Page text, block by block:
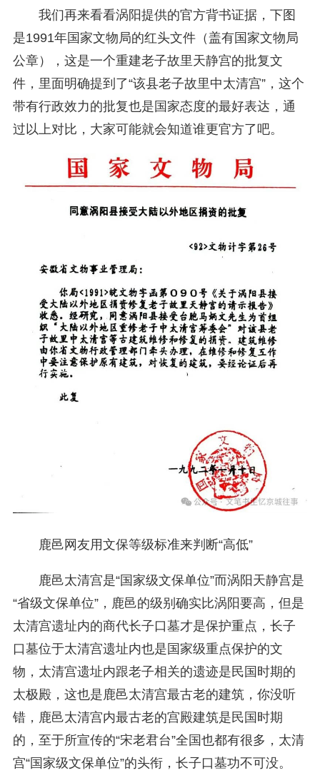
我们再来看看涡阳提供的官方背书证据，下图
是1991年国家文物局的红头文件（盖有国家文物局
公章），这是一个重建老子故里天静宫的批复文
件，里面明确提到了“该县老子故里中太清宫”，这个
带有行政效力的批复也是国家态度的最好表达，通
过以上对比，大家可能就会知道谁更官方了吧。
鹿邑网友用文保等级标准来判断“高低”
鹿邑太清宫是“国家级文保单位”而涡阳天静宫是
“省级文保单位”，鹿邑的级别确实比涡阳要高，但是
太清宫遗址内的商代长子口墓才是保护重点，长子
口墓位于太清宫遗址内也是国家级重点保护的文
物，太清宫遗址内跟老子相关的遗迹是民国时期的
太极殿，这也是鹿邑太清宫最古老的建筑，你没听
错，鹿邑太清宫内最古老的宫殿建筑是民国时期
的，至于所宣传的“宋老君台”全国也都有很多，太清
宫“国家级文保单位”的头衔，长子口墓功不可没。